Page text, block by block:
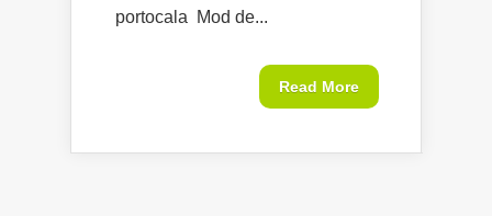
portocala Mod de...
Read More